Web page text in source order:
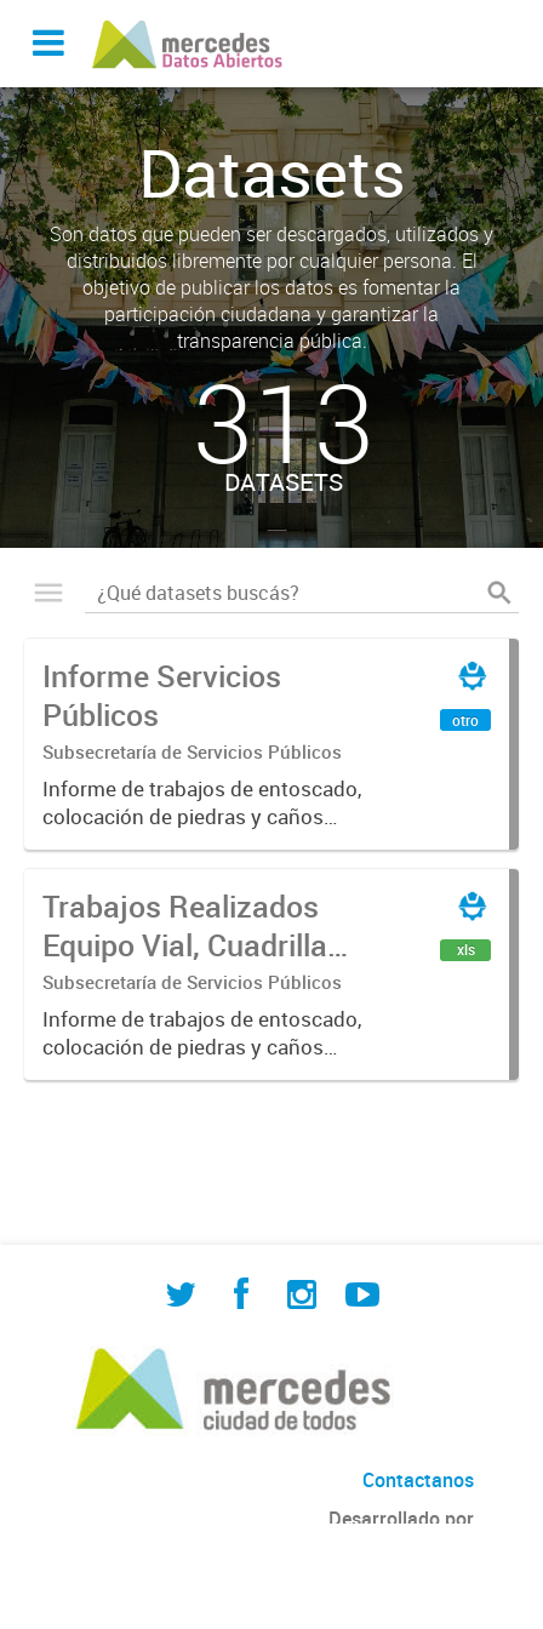
Datasets
Son datos que pueden ser descargados, utilizados y
distribuidos libremente por cualquier persona. El
objetivo de publicar los datos es fomentar la
participación ciudadana y garantizar la
transparencia pública.
313
DATASETS
Informe Servicios
Públicos
Subsecretaría de Servicios Públicos
Informe de trabajos de entoscado,
colocación de piedras y caños
(zanjeo - cruce de calles) Informe
construcción, colocación de tapa
registro, reparación...
otro
Trabajos Realizados
Equipo Vial, Cuadrilla
Bacheo, Servicio
Eléctrico - Noviembre
2021
Subsecretaría de Servicios Públicos
Informe de trabajos de entoscado,
colocación de piedras y caños
(zanjeo - cruce de calles) Informe
xls
Contactanos
Desarrollado por